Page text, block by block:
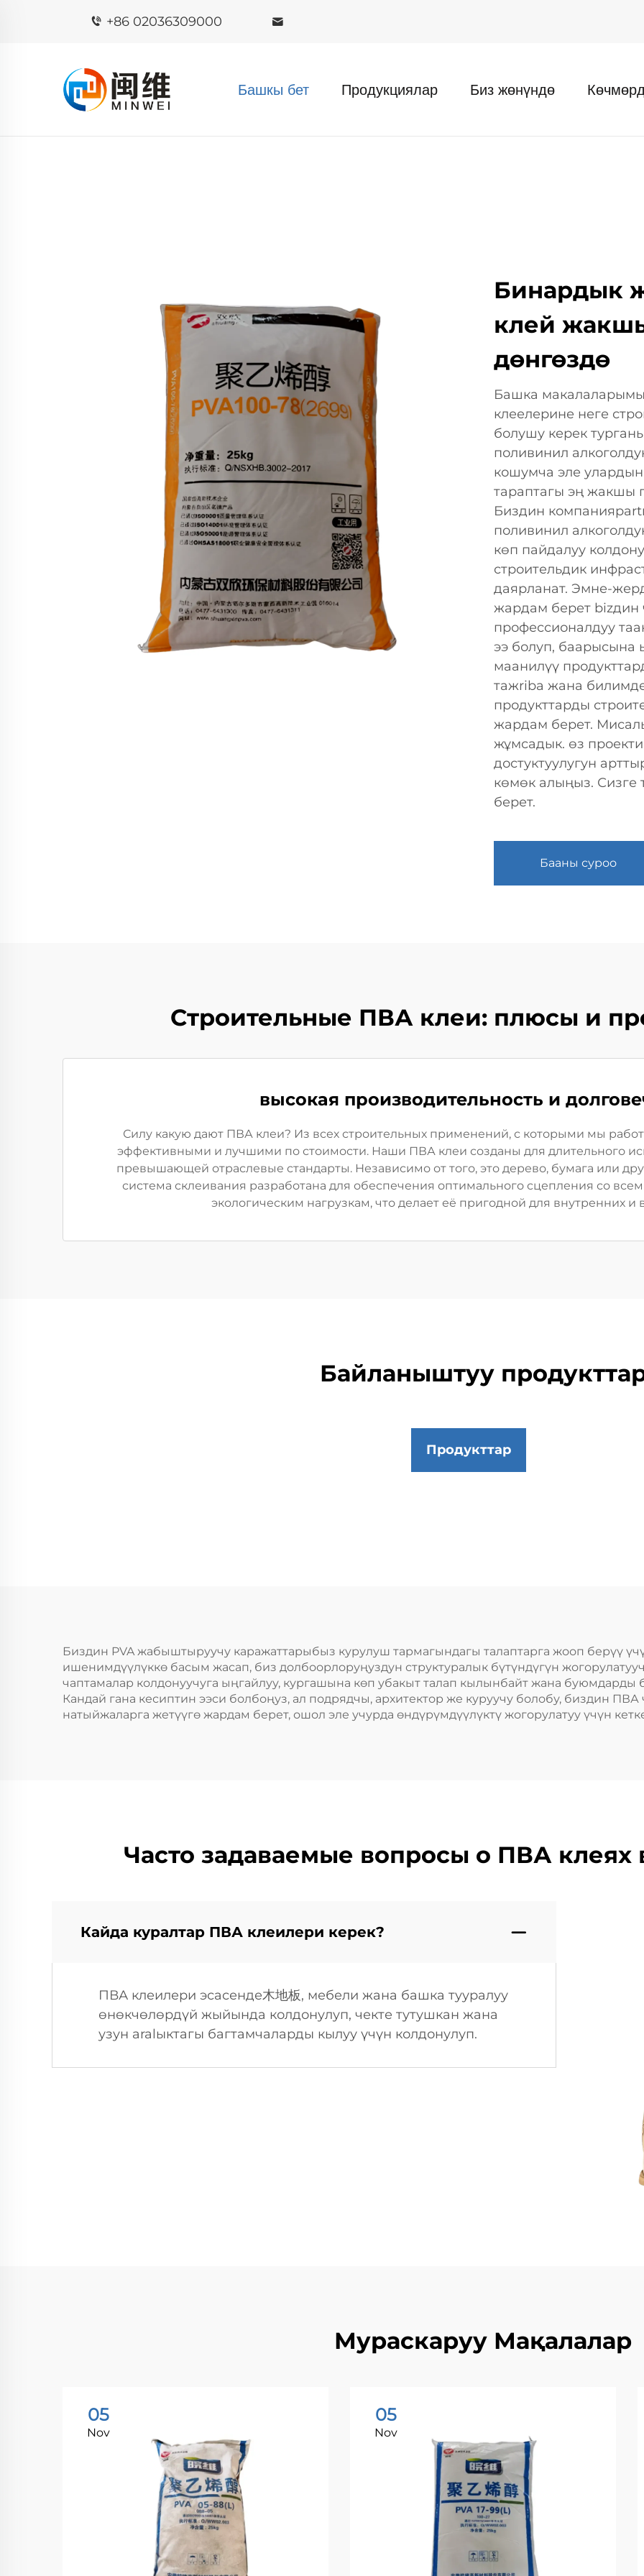
+86 02036309000
Башкы бет Продукциялар Биз жөнүндө
Бинардык
клей
дөнгөздө
Башка
клеелерине неге
болушу керек
поливинил
кошумча эле
тараптагы эң жакшы
Биздин
поливинил
көп пайдалуу
строительдик
даярланат. Эмне-
жардам берет bizдин
профессионалдуу
ээ болуп, баарысына
маанилүү
тажriba жана
продукттарды
жардам берет.
жұмсадык. өз
достуктуулугун
көмөк алыңыз. Сизге
берет.
Бааны суроо
Строительные ПВА клеи: плюсы и
высокая производительность и
Силу какую дают ПВА клеи? Из всех строительных применений, с которыми мы
эффективными и лучшими по стоимости. Наши ПВА клеи созданы для длительного
превышающей отраслевые стандарты. Независимо от того, это дерево, бумага или
система склеивания разработана для обеспечения оптимального сцепления со
экологическим нагрузкам, что делает её пригодной для внутренних и
Байланыштуу
Продукттар
Биздин PVA жабыштыруучу каражаттарыбыз курулуш тармагындагы талаптарга жооп берүү
ишенимдүүлүккө басым жасап, биз долбоорлоруңуздун структуралык бүтүндүгүн
чаптамалар колдонуучуга ыңгайлуу, кургашына көп убакыт талап кылынбайт жана буюмдарды
Кандай гана кесиптин ээси болбоңуз, ал подрядчы, архитектор же куруучу болобу, биздин
натыйжаларга жетүүгө жардам берет, ошол эле учурда өндүрүмдүүлүктү жогорулатуу үчүн
Часто задаваемые вопросы о ПВА клеях
Кайда куралтар ПВА клеилери керек?
ПВА клеилери эсасенде木地板, мебели жана башка тууралуу
өнөкчөлөрдүй жыйында колдонулуп, чекте тутушкан жана
узун аralыктагы багтамчаларды кылуу үчүн колдонулуп.
Мураскаруу Мақалалар
05
Nov
05
Nov